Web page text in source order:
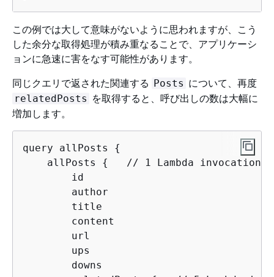
この例では大して意味がないように思われますが、こう
した余分な取得処理が積み重なることで、アプリケーシ
ョンに急速に害をなす可能性があります。
同じクエリで返された関連する Posts について、再度
relatedPosts を取得すると、呼び出しの数は大幅に
増加します。
query allPosts {
    allPosts
{
// 1 Lambda invocation
        id
        author
        title
        content
        url
        ups
        downs